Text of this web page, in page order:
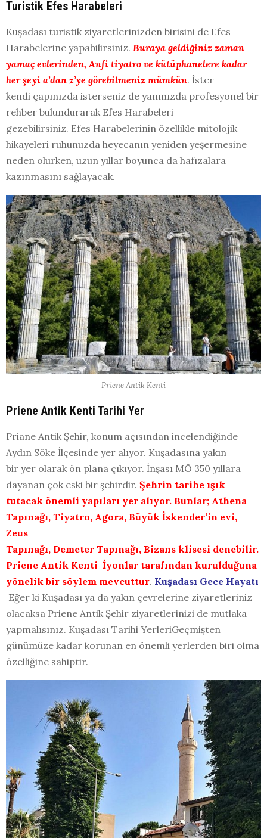
Turistik Efes Harabeleri
Kuşadası turistik ziyaretlerinizden birisini de Efes
Harabelerine yapabilirsiniz. Buraya geldiğiniz zaman
yamaç evlerinden, Anfi tiyatro ve kütüphanelere kadar
her şeyi a’dan z’ye görebilmeniz mümkün. İster
kendi çapınızda isterseniz de yanınızda profesyonel bir
rehber bulundurarak Efes Harabeleri
gezebilirsiniz. Efes Harabelerinin özellikle mitolojik
hikayeleri ruhunuzda heyecanın yeniden yeşermesine
neden olurken, uzun yıllar boyunca da hafızalara
kazınmasını sağlayacak.
Priene Antik Kenti
Priene Antik Kenti Tarihi Yer
Priane Antik Şehir, konum açısından incelendiğinde
Aydın Söke İlçesinde yer alıyor. Kuşadasına yakın
bir yer olarak ön plana çıkıyor. İnşası MÖ 350 yıllara
dayanan çok eski bir şehirdir. Şehrin tarihe ışık
tutacak önemli yapıları yer alıyor. Bunlar; Athena
Tapınağı, Tiyatro, Agora, Büyük İskender’in evi,
Zeus
Tapınağı, Demeter Tapınağı, Bizans klisesi denebilir.
Priene Antik Kenti İyonlar tarafından kurulduğuna
yönelik bir söylem mevcuttur. Kuşadası Gece Hayatı
Eğer ki Kuşadası ya da yakın çevrelerine ziyaretleriniz
olacaksa Priene Antik Şehir ziyaretlerinizi de mutlaka
yapmalısınız. Kuşadası Tarihi YerleriGeçmişten
günümüze kadar korunan en önemli yerlerden biri olma
özelliğine sahiptir.